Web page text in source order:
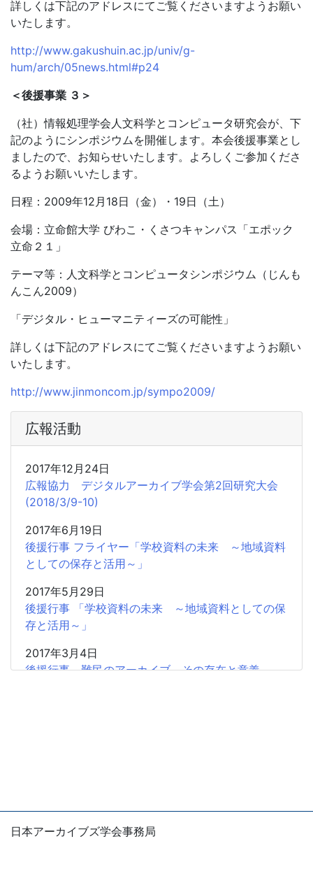
詳しくは下記のアドレスにてご覧くださいますようお願い
いたします。
http://www.gakushuin.ac.jp/univ/g-
hum/arch/05news.html#p24
＜後援事業 ３＞
（社）情報処理学会人文科学とコンピュータ研究会が、下
記のようにシンポジウムを開催します。本会後援事業とし
ましたので、お知らせいたします。よろしくご参加くださ
るようお願いいたします。
日程：2009年12月18日（金）・19日（土）
会場：立命館大学 びわこ・くさつキャンパス「エポック
立命２１」
テーマ等：人文科学とコンピュータシンポジウム（じんも
んこん2009）
「デジタル・ヒューマニティーズの可能性」
詳しくは下記のアドレスにてご覧くださいますようお願い
いたします。
http://www.jinmoncom.jp/sympo2009/
広報活動
2017年12月24日
広報協力 デジタルアーカイブ学会第2回研究大会
(2018/3/9-10)
2017年6月19日
後援行事 フライヤー「学校資料の未来 ～地域資料
としての保存と活用～」
2017年5月29日
後援行事 「学校資料の未来 ～地域資料としての保
存と活用～」
2017年3月4日
後援行事 難民のアーカイブ その存在と意義
広報協力 「NHK番組アーカイブス学術利用トライ
日本アーカイブズ学会事務局